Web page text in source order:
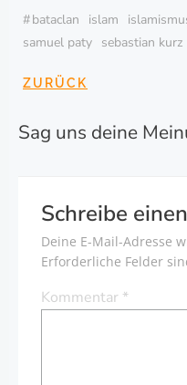
#bataclan islam
samuel paty sebastian kurz
ZURÜCK
Sag uns deine
Schreibe
Deine E-Mail-Adresse
Erforderliche Felder
Kommentar *